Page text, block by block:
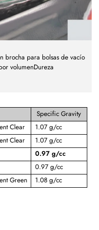
brocha para bolsas de vacío
volumenDureza
Specific Gravity
Clear
1.07 g/cc
Clear
1.07 g/cc
0.97 g/cc
0.97 g/cc
Green 1.08 g/cc